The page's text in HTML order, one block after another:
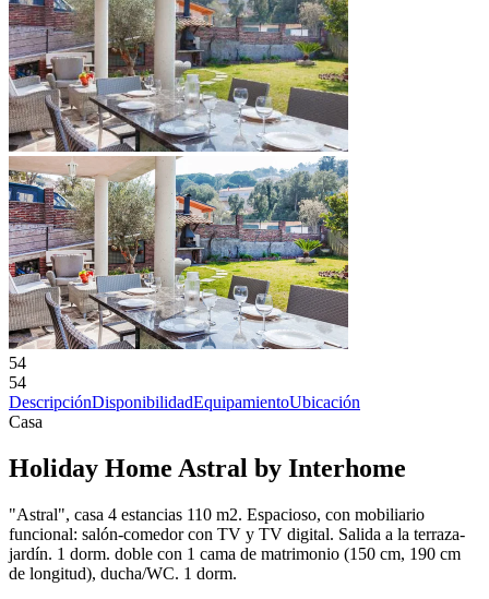
54
54
DescripciónDisponibilidadEquipamientoUbicación
Casa
Holiday Home Astral by Interhome
"Astral", casa 4 estancias 110 m2. Espacioso, con mobiliario
funcional: salón-comedor con TV y TV digital. Salida a la terraza-
jardín. 1 dorm. doble con 1 cama de matrimonio (150 cm, 190 cm
de longitud), ducha/WC. 1 dorm.